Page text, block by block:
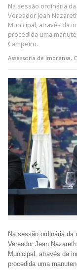
Na sessão ordinária
Vereador Jean
Municipal, através da
procedida uma
Campeiro.
Assessoria de Imprensa,
Na sessão ordinária da
Vereador Jean
Municipal, através da
procedida uma